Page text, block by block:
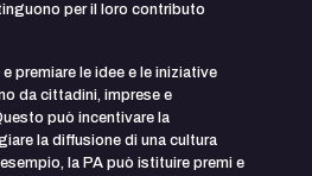
per il loro contributo
premiare le idee e le iniziative
da cittadini, imprese e
può incentivare la
la diffusione di una cultura
la PA può istituire premi e